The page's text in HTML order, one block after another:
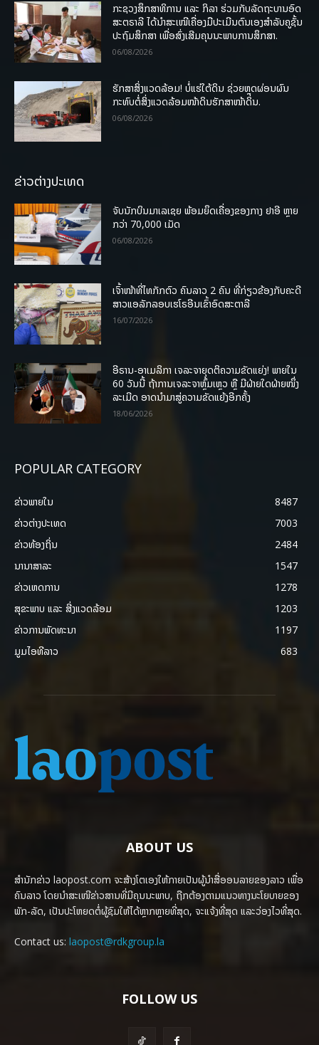
ກະຊວງສຶກສາທິການ ແລະ ກິລາ ຮ່ວມກັບລັດຖະບານອົດ
ສະຕຣາລີ ໄດ້ນຳສະເໜີເຄື່ອງມືປະເມີນຕົນເອງສຳລັບຄູຊັ້ນ
ປະຖົມສຶກສາ ເພື່ອສົ່ງເສີມຄຸນນະພາບການສຶກສາ.
06/08/2026
ຮັກສາສິ່ງແວດລ້ອມ! ບໍ່ແຮ່ໃຕ້ດິນ ຊ່ວຍຫຼຸດຜ່ອນຜົນ
ກະທົບຕໍ່ສິ່ງແວດລ້ອມໜ້າດິນຮັກສາໜ້າດິນ.
06/08/2026
ຂ່າວຕ່າງປະເທດ
ຈັບນັກບິນມາເລເຊຍ ພ້ອມຍຶດເຄື່ອງຂອງກາງ ຢາອີ ຫຼາຍ
ກວ່າ 70,000 ເມັດ
06/08/2026
ເຈົ້າໜ້າທີ່ໄທກັກຕົວ ຄົນລາວ 2 ຄົນ ທີ່ກ່ຽວຂ້ອງກັບຄະດີ
ສາວແອລັກລອບເຮໂຣອີນເຂົ້າອົດສະຕາລີ
16/07/2026
ອີຣານ-ອາເມລິກາ ເຈລະຈາຍຸດຕິຄວາມຂັດແຍ່ງ! ພາຍໃນ
60 ວັນນີ້ ຖ້າການເຈລະຈາຫຼົ້ມເຫຼວ ຫຼື ມີຝ່າຍໃດຝ່າຍໜຶ່ງ
ລະເມີດ ອາດນໍາມາສູ່ຄວາມຂັດແຍ້ງອີກຄັ້ງ
18/06/2026
POPULAR CATEGORY
ຂ່າວພາຍ​ໃນ
8487
ຂ່າວຕ່າງປະເທດ
7003
ຂ່າວທ້ອງຖິ່ນ
2484
ນານາສາລະ
1547
ຂ່າວເຫດການ
1278
ສຸຂະພາບ ແລະ ສີ່ງແວດລ້ອມ
1203
ຂ່າວການພັດທະນາ
1197
ມູມໄອທີລາວ
683
ABOUT US
ສຳນັກຂ່າວ laopost.com ຈະສ້າງໂຕເອງໃຫ້ກາຍເປັນຜູ້ນຳສື່ອອນລາຍຂອງລາວ ເພື່ອ
ຄົນລາວ ໂດຍນຳສະເໜີຂ່າວສານທີ່ມີຄຸນນະພາບ, ຖືກຕ້ອງຕາມແນວທາງນະໂຍບາຍຂອງ
ພັກ-ລັດ, ເປັນປະໂຫຍດຕໍ່ຜູ້ຊົມໃຫ້ໄດ້ຫຼາກຫຼາຍທີ່ສຸດ, ຈະແຈ້ງທີ່ສຸດ ແລະວ່ອງໄວທີ່ສຸດ.
Contact us: laopost@rdkgroup.la
FOLLOW US